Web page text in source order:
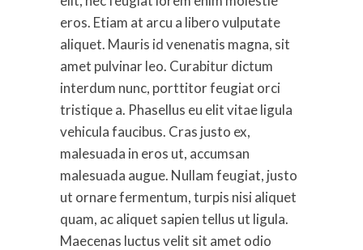
eros. Etiam at arcu a libero vulputate
aliquet. Mauris id venenatis magna, sit
amet pulvinar leo. Curabitur dictum
interdum nunc, porttitor feugiat orci
tristique a. Phasellus eu elit vitae ligula
vehicula faucibus. Cras justo ex,
malesuada in eros ut, accumsan
malesuada augue. Nullam feugiat, justo
ut ornare fermentum, turpis nisi aliquet
quam, ac aliquet sapien tellus ut ligula.
Maecenas luctus velit sit amet odio